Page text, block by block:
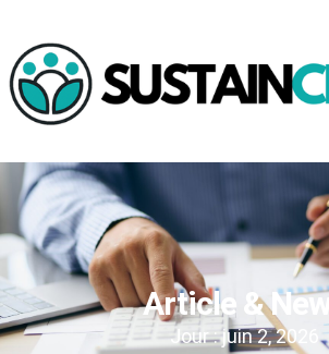
Article &
Jour : juin 2, 2026